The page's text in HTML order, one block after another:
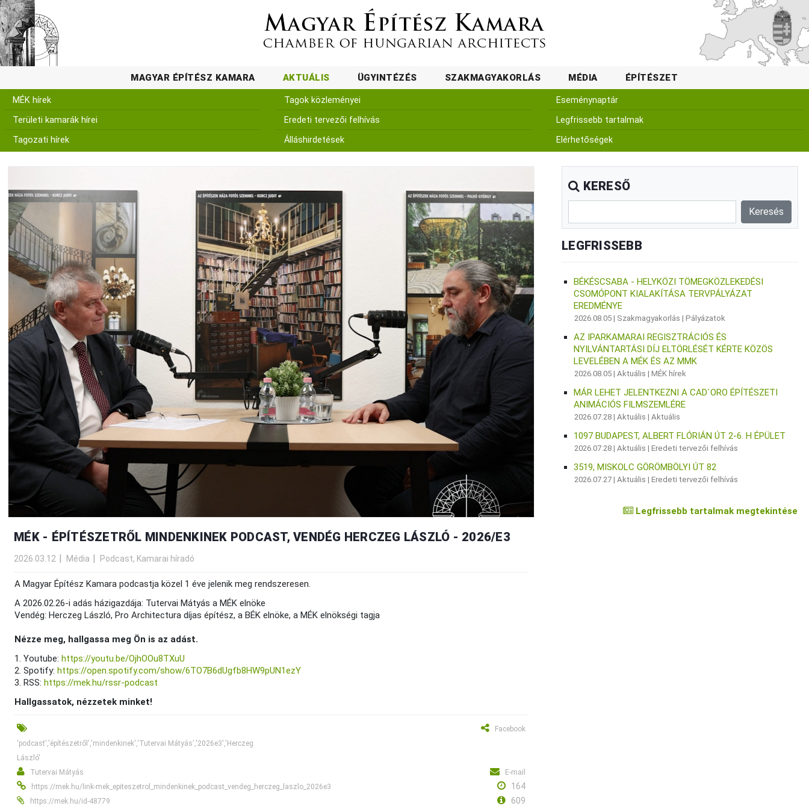
MAGYAR ÉPÍTÉSZ KAMARA AKTUÁLIS ÜGYINTÉZÉS SZAKMAGYAKORLÁS MÉDIA ÉPÍTÉSZET
MÉK hírek
Területi kamarák hírei
Tagozati hírek
Tagok közleményei
Eredeti tervezői felhívás
Álláshirdetések
Eseménynaptár
Legfrissebb tartalmak
Elérhetőségek
MÉK - ÉPÍTÉSZETRŐL MINDENKINEK PODCAST, VENDÉG HERCZEG LÁSZLÓ - 2026/E3
2026.03.12 Média Podcast, Kamarai híradó
A Magyar Építész Kamara podcastja közel 1 éve jelenik meg rendszeresen.
A 2026.02.26-i adás házigazdája: Tutervai Mátyás a MÉK elnöke
Vendég: Herczeg László, Pro Architectura díjas építész, a BÉK elnöke, a MÉK elnökségi tagja
Nézze meg, hallgassa meg Ön is az adást.
1. Youtube:https://youtu.be/OjhOOu8TXuU
2. Spotify:https://open.spotify.com/show/6TO7B6dUgfb8HW9pUN1ezY
3. RSS:https://mek.hu/rssr-podcast
Hallgassatok, nézzetek minket!
'podcast','építészetről','mindenkinek','Tutervai Mátyás','2026e3','Herczeg
László'
Facebook
Tutervai Mátyás
E-mail
https://mek.hu/link-mek_epiteszetrol_mindenkinek_podcast_vendeg_herczeg_laszlo_2026e3
164
https://mek.hu/id-48779 609
KERESŐ
LEGFRISSEBB
BÉKÉSCSABA - HELYKÖZI TÖMEGKÖZLEKEDÉSI
CSOMÓPONT KIALAKÍTÁSA TERVPÁLYÁZAT
EREDMÉNYE
2026.08.05 | Szakmagyakorlás |Pályázatok
AZ IPARKAMARAI REGISZTRÁCIÓS ÉS
NYILVÁNTARTÁSI DÍJ ELTÖRLÉSÉT KÉRTE KÖZÖS
LEVELÉBEN A MÉK ÉS AZ MMK
2026.08.05 |Aktuális |MÉK hírek
MÁR LEHET JELENTKEZNI A CAD`ORO ÉPÍTÉSZETI
ANIMÁCIÓS FILMSZEMLÉRE
2026.07.28 |Aktuális |Aktuális
1097 BUDAPEST, ALBERT FLÓRIÁN ÚT 2-6. H ÉPÜLET
2026.07.28 |Aktuális |Eredeti tervezői felhívás
3519, MISKOLC GÖRÖMBÖLYI ÚT 82
2026.07.27 |Aktuális |Eredeti tervezői felhívás
Legfrissebb tartalmak megtekintése